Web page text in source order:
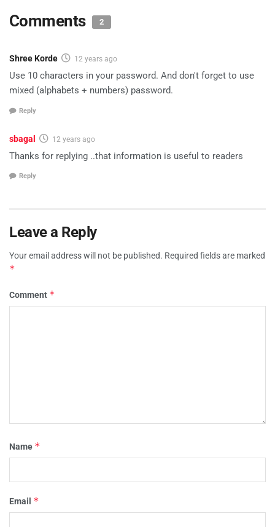
Comments 2
Shree Korde 12 years ago
Use 10 characters in your password. And don't forget to use
mixed (alphabets + numbers) password.
Reply
sbagal 12 years ago
Thanks for replying ..that information is useful to readers
Reply
Leave a Reply
Your email address will not be published. Required fields are marked
*
Comment *
Name *
Email *